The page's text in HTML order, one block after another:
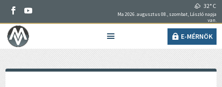
32° C
Ma 2026. augusztus 08., szombat, László napja
van.
E-MÉRNÖK